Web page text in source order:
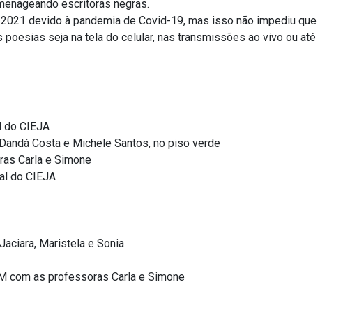
escritoras negras.
devido à pandemia de Covid-19, mas isso não impediu que
seja na tela do celular, nas transmissões ao vivo ou até
do CIEJA
Costa e Michele Santos, no piso verde
Carla e Simone
do CIEJA
Maristela e Sonia
com as professoras Carla e Simone